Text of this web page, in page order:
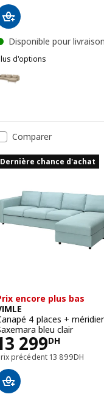
Disponible pour livraison
d'options
: SÖDERHAMN,
: SÖDERHAMN,
: SÖDERHAMN,
: SÖDERHAMN,
: SÖDERHAMN,
: SÖDERHAMN,
Comparer
Dernière chance d'achat
encore plus bas
4 places +
bleu clair
299DH
13299DH
précédent 13 899DH
Prix précédent